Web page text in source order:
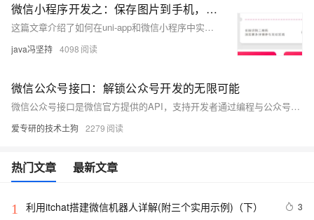
微信小程序开发之：保存图片到手机，使用uni-app 开发小程序；还有微信原生保存图片到手机
这篇文章介绍了如何在uni-app和微信小程序中实现将图片保存到用户手机相册的功能。
java冯坚持 4098
微信公众号接口：解锁公众号开发的无限可能
微信公众号接口是微信官方提供的API，支持开发者通过编程与公众号交互，实现自动回复、消息管理、用户管理和数据分析等功能。本文深入探讨接口的定义、类型、优势及应用场景，如智能客服、内容分发、电商闭环等，并介绍开发流程和工具，帮助运营者提升用户体验和效率。未来，随着微信生态的发展，公众号接口将带来更多机遇，如小程序融合、AI应用等。
爱专研的技术土狗 2279
热门文章 最新文章
1 利用itchat搭建微信机器人详解(附三个实用示例)（下） 3